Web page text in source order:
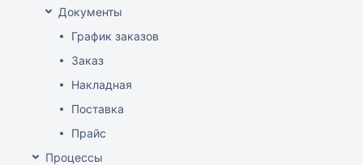
Документы
График заказов
Заказ
Накладная
Поставка
Прайс
Процессы